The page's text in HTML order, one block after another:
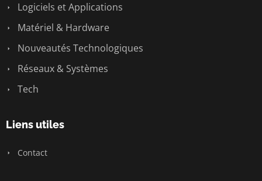
Logiciels et Applications
Matériel & Hardware
Nouveautés Technologiques
Réseaux & Systèmes
Tech
Liens utiles
Contact